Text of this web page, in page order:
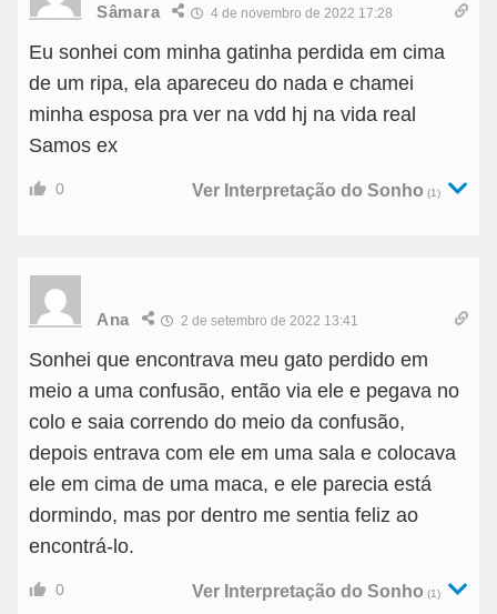
Sâmara 4 de novembro de 2022 17:28
Eu sonhei com minha gatinha perdida em cima
de um ripa, ela apareceu do nada e chamei
minha esposa pra ver na vdd hj na vida real
Samos ex
0 Ver Interpretação do Sonho (1)
Ana 2 de setembro de 2022 13:41
Sonhei que encontrava meu gato perdido em
meio a uma confusão, então via ele e pegava no
colo e saia correndo do meio da confusão,
depois entrava com ele em uma sala e colocava
ele em cima de uma maca, e ele parecia está
dormindo, mas por dentro me sentia feliz ao
encontrá-lo.
0 Ver Interpretação do Sonho (1)